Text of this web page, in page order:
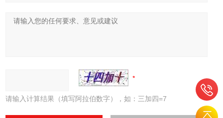
请输入计算结果（填写阿拉伯数字），如：三加四=7